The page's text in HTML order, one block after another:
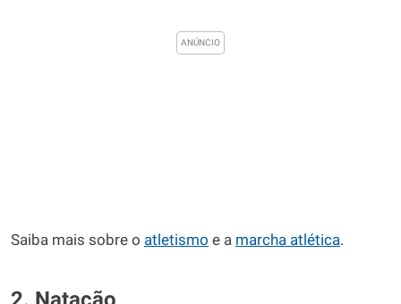
Saiba mais sobre o atletismo e a marcha atlética.